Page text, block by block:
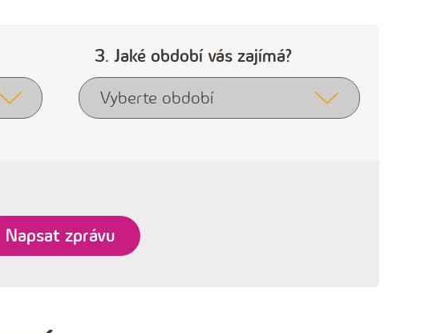
3. Jaké období vás zajímá?
Vyberte období
Napsat zprávu